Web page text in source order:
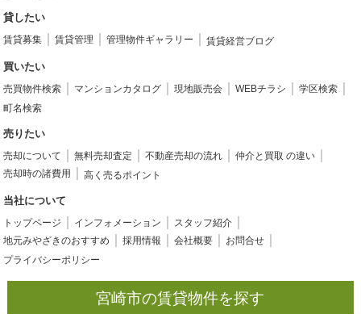
貸したい
賃貸募集 賃貸管理 管理物件ギャラリー 賃貸経営ブログ
買いたい
売買物件検索 マンションカタログ 現地販売会 WEBチラシ
学区検索
町名検索
売りたい
売却について 無料売却査定 不動産売却の流れ
仲介と買取 の違い
売却時の諸費用
高く売るポイント
当社について
トップページ インフォメーション
スタッフ紹介
地元みやざきのおすすめ
採用情報 会社概要
お問合せ
プライバシーポリシー
宮崎市の賃貸物件を探す